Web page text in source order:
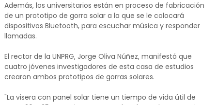
Además, los universitarios están en proceso de fabricación
de un prototipo de gorra solar a la que se le colocará
dispositivos Bluetooth, para escuchar música y responder
llamadas.
El rector de la UNPRG, Jorge Oliva Núñez, manifestó que
cuatro jóvenes investigadores de esta casa de estudios
crearon ambos prototipos de gorras solares.
"La visera con panel solar tiene un tiempo de vida útil de